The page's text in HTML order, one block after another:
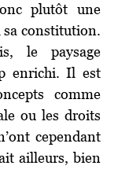
plutôt une
sa constitution.
le paysage
enrichi. Il est
comme
ou les droits
cependant
ailleurs, bien